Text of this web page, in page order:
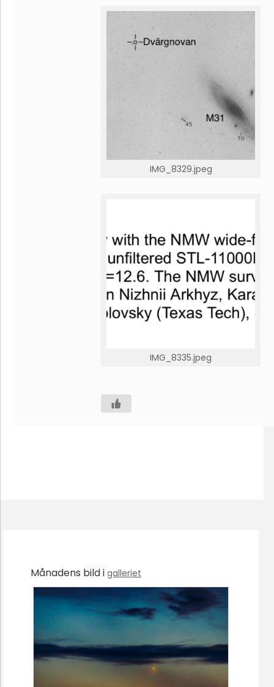
IMG_8329.jpeg
IMG_8335.jpeg
Månadens bild i galleriet